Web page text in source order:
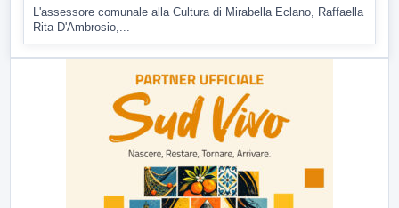
L'assessore comunale alla Cultura di Mirabella Eclano, Raffaella
Rita D'Ambrosio,...